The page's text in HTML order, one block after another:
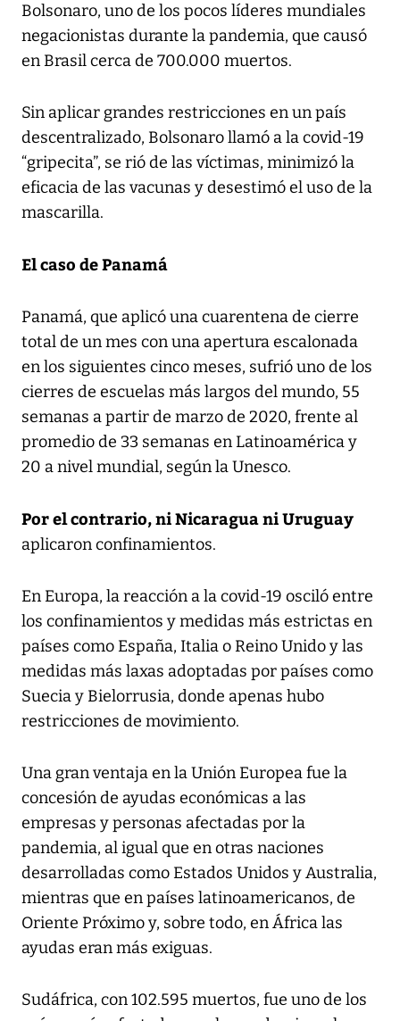
Bolsonaro, uno de los pocos líderes mundiales
negacionistas durante la pandemia, que causó
en Brasil cerca de 700.000 muertos.
Sin aplicar grandes restricciones en un país
descentralizado, Bolsonaro llamó a la covid-19
“gripecita”, se rió de las víctimas, minimizó la
eficacia de las vacunas y desestimó el uso de la
mascarilla.
El caso de Panamá
Panamá, que aplicó una cuarentena de cierre
total de un mes con una apertura escalonada
en los siguientes cinco meses, sufrió uno de los
cierres de escuelas más largos del mundo, 55
semanas a partir de marzo de 2020, frente al
promedio de 33 semanas en Latinoamérica y
20 a nivel mundial, según la Unesco.
Por el contrario, ni Nicaragua ni Uruguay
aplicaron confinamientos.
En Europa, la reacción a la covid-19 osciló entre
los confinamientos y medidas más estrictas en
países como España, Italia o Reino Unido y las
medidas más laxas adoptadas por países como
Suecia y Bielorrusia, donde apenas hubo
restricciones de movimiento.
Una gran ventaja en la Unión Europea fue la
concesión de ayudas económicas a las
empresas y personas afectadas por la
pandemia, al igual que en otras naciones
desarrolladas como Estados Unidos y Australia,
mientras que en países latinoamericanos, de
Oriente Próximo y, sobre todo, en África las
ayudas eran más exiguas.
Sudáfrica, con 102.595 muertos, fue uno de los